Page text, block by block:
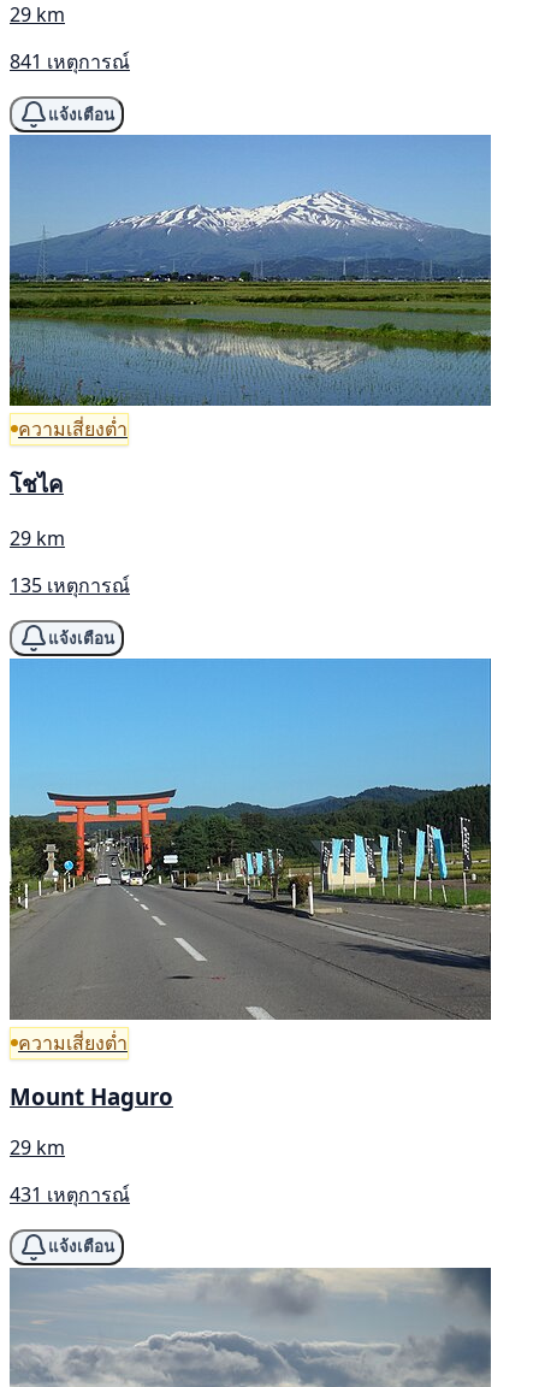
29 km
841 เหตุการณ์
แจ้งเตือน
ความเสี่ยงต่ำ
โชไค
29 km
135 เหตุการณ์
แจ้งเตือน
ความเสี่ยงต่ำ
Mount Haguro
29 km
431 เหตุการณ์
แจ้งเตือน